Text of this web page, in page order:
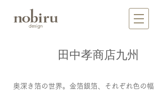
​田中孝商店九州
奥深き箔の世界。金箔銀箔、それぞれ色の幅